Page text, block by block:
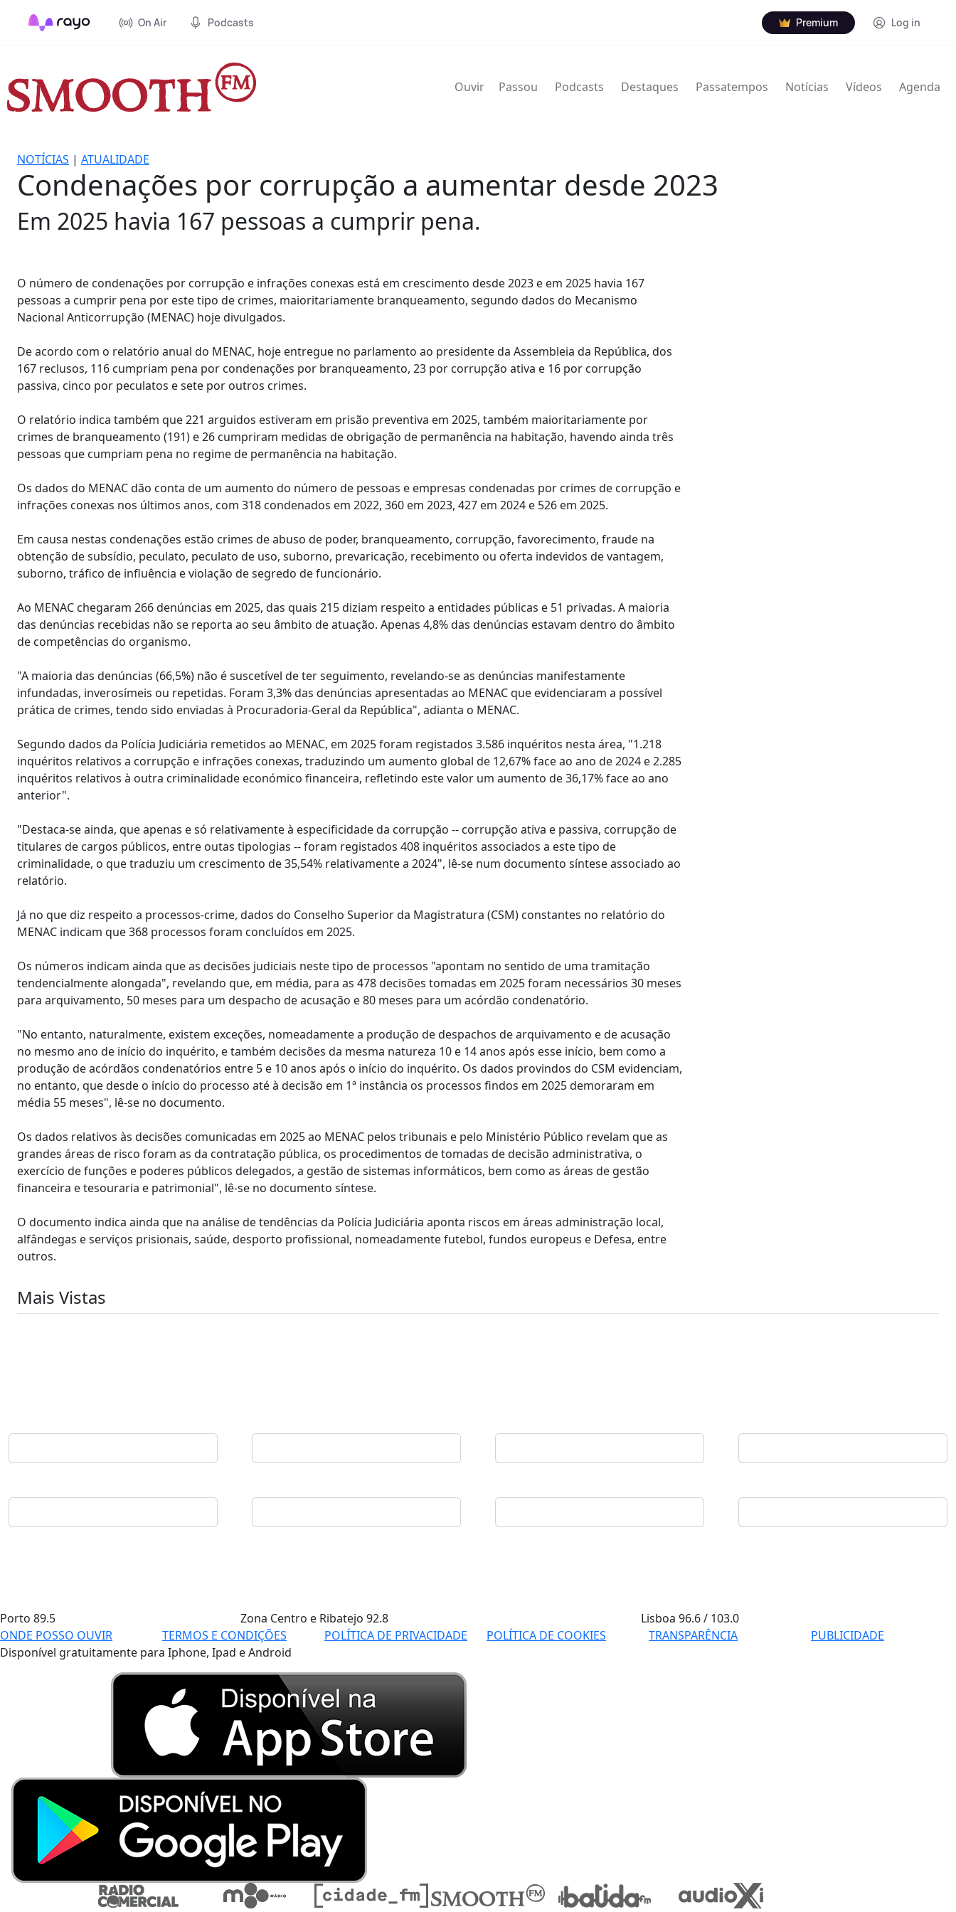
On Air Podcasts Premium Log in
Ouvir Passou Podcasts Destaques Passatempos Notícias Vídeos Agenda
NOTÍCIAS | ATUALIDADE
Condenações por corrupção a aumentar desde 2023
Em 2025 havia 167 pessoas a cumprir pena.
O número de condenações por corrupção e infrações conexas está em crescimento desde 2023 e em 2025 havia 167
pessoas a cumprir pena por este tipo de crimes, maioritariamente branqueamento, segundo dados do Mecanismo
Nacional Anticorrupção (MENAC) hoje divulgados.
De acordo com o relatório anual do MENAC, hoje entregue no parlamento ao presidente da Assembleia da República, dos
167 reclusos, 116 cumpriam pena por condenações por branqueamento, 23 por corrupção ativa e 16 por corrupção
passiva, cinco por peculatos e sete por outros crimes.
O relatório indica também que 221 arguidos estiveram em prisão preventiva em 2025, também maioritariamente por
crimes de branqueamento (191) e 26 cumpriram medidas de obrigação de permanência na habitação, havendo ainda três
pessoas que cumpriam pena no regime de permanência na habitação.
Os dados do MENAC dão conta de um aumento do número de pessoas e empresas condenadas por crimes de corrupção e
infrações conexas nos últimos anos, com 318 condenados em 2022, 360 em 2023, 427 em 2024 e 526 em 2025.
Em causa nestas condenações estão crimes de abuso de poder, branqueamento, corrupção, favorecimento, fraude na
obtenção de subsídio, peculato, peculato de uso, suborno, prevaricação, recebimento ou oferta indevidos de vantagem,
suborno, tráfico de influência e violação de segredo de funcionário.
Ao MENAC chegaram 266 denúncias em 2025, das quais 215 diziam respeito a entidades públicas e 51 privadas. A maioria
das denúncias recebidas não se reporta ao seu âmbito de atuação. Apenas 4,8% das denúncias estavam dentro do âmbito
de competências do organismo.
"A maioria das denúncias (66,5%) não é suscetível de ter seguimento, revelando-se as denúncias manifestamente
infundadas, inverosímeis ou repetidas. Foram 3,3% das denúncias apresentadas ao MENAC que evidenciaram a possível
prática de crimes, tendo sido enviadas à Procuradoria-Geral da República", adianta o MENAC.
Segundo dados da Polícia Judiciária remetidos ao MENAC, em 2025 foram registados 3.586 inquéritos nesta área, "1.218
inquéritos relativos a corrupção e infrações conexas, traduzindo um aumento global de 12,67% face ao ano de 2024 e 2.285
inquéritos relativos à outra criminalidade económico financeira, refletindo este valor um aumento de 36,17% face ao ano
anterior".
"Destaca-se ainda, que apenas e só relativamente à especificidade da corrupção -- corrupção ativa e passiva, corrupção de
titulares de cargos públicos, entre outas tipologias -- foram registados 408 inquéritos associados a este tipo de
criminalidade, o que traduziu um crescimento de 35,54% relativamente a 2024", lê-se num documento síntese associado ao
relatório.
Já no que diz respeito a processos-crime, dados do Conselho Superior da Magistratura (CSM) constantes no relatório do
MENAC indicam que 368 processos foram concluídos em 2025.
Os números indicam ainda que as decisões judiciais neste tipo de processos "apontam no sentido de uma tramitação
tendencialmente alongada", revelando que, em média, para as 478 decisões tomadas em 2025 foram necessários 30 meses
para arquivamento, 50 meses para um despacho de acusação e 80 meses para um acórdão condenatório.
"No entanto, naturalmente, existem exceções, nomeadamente a produção de despachos de arquivamento e de acusação
no mesmo ano de início do inquérito, e também decisões da mesma natureza 10 e 14 anos após esse início, bem como a
produção de acórdãos condenatórios entre 5 e 10 anos após o início do inquérito. Os dados provindos do CSM evidenciam,
no entanto, que desde o início do processo até à decisão em 1ª instância os processos findos em 2025 demoraram em
média 55 meses", lê-se no documento.
Os dados relativos às decisões comunicadas em 2025 ao MENAC pelos tribunais e pelo Ministério Público revelam que as
grandes áreas de risco foram as da contratação pública, os procedimentos de tomadas de decisão administrativa, o
exercício de funções e poderes públicos delegados, a gestão de sistemas informáticos, bem como as áreas de gestão
financeira e tesouraria e patrimonial", lê-se no documento síntese.
O documento indica ainda que na análise de tendências da Polícia Judiciária aponta riscos em áreas administração local,
alfândegas e serviços prisionais, saúde, desporto profissional, nomeadamente futebol, fundos europeus e Defesa, entre
outros.
Mais Vistas
Porto 89.5 Zona Centro e Ribatejo 92.8 Lisboa96.6 / 103.0
ONDE POSSO OUVIR
TERMOS E CONDIÇÕES POLÍTICA DE PRIVACIDADE POLÍTICA DE COOKIES TRANSPARÊNCIA
PUBLICIDADE
Disponível gratuitamente para Iphone, Ipad e Android